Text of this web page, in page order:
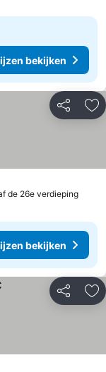
bekijken
Delen
de 26e verdieping
bekijken
Delen